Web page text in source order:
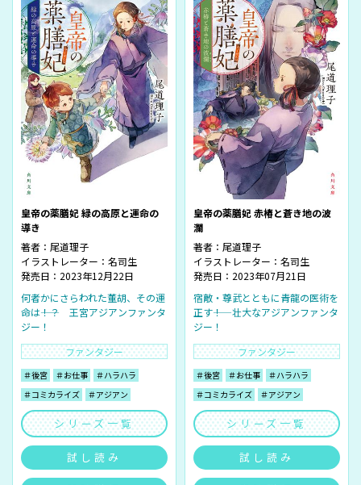
皇帝の薬膳妃 緑の高原と運命の
導き
著者： 尾道理子
イラストレーター： 名司生
発売日：2023年12月22日
何者かにさらわれた董胡、その運
命は――！？ 王宮アジアンファンタ
ジー！
ファンタジー
＃後宮 ＃お仕事
＃ハラハラ
＃コミカライズ
＃アジアン
シリーズ一覧
試し読み
皇帝の薬膳妃 赤椿と蒼き地の波
瀾
著者： 尾道理子
イラストレーター： 名司生
発売日：2023年07月21日
宿敵・尊武とともに青龍の医術を
正す――！ 壮大なアジアンファンタ
ジー！
ファンタジー
＃後宮 ＃お仕事
＃ハラハラ
＃コミカライズ
＃アジアン
シリーズ一覧
試し読み